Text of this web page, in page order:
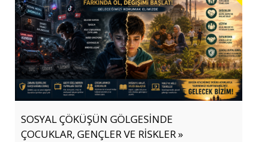
SOSYAL ÇÖKÜŞÜN GÖLGESİNDE
ÇOCUKLAR, GENÇLER VE RİSKLER »